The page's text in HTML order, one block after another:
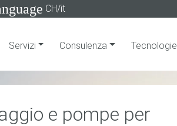
CH/it
Servizi Consulenza Tecnologie
e pompe per